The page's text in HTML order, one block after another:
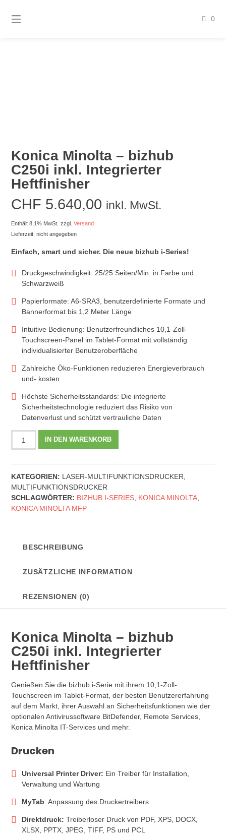
zum
0
Konica Minolta – bizhub
C250i inkl. Integrierter
Heftfinisher
CHF 5.640,00 inkl. MwSt.
Enthält 8,1% MwSt. zzgl.Versand
Lieferzeit: nicht angegeben
Einfach, smart und sicher. Die neue bizhub i-Series!
Druckgeschwindigkeit: 25/25 Seiten/Min. in Farbe und
Schwarzweiß
Papierformate: A6-SRA3, benutzerdefinierte Formate und
Bannerformat bis 1,2 Meter Länge
Intuitive Bedienung: Benutzerfreundliches 10,1-Zoll-
Touchscreen-Panel im Tablet-Format mit vollständig
individualisierter Benutzeroberfläche
Zahlreiche Öko-Funktionen reduzieren Energieverbrauch
und- kosten
Höchste Sicherheitsstandards: Die integrierte
Sicherheitstechnologie reduziert das Risiko von
Datenverlust und schützt vertrauliche Daten
Minolta
bizhub
C250i
inkl.
Integrierter
Heftfinisher
IN DEN WARENKORB
KATEGORIEN: LASER-MULTIFUNKTIONSDRUCKER
MULTIFUNKTIONSDRUCKER
SCHLAGWÖRTER: BIZHUB I-SERIES KONICA MINOLTA
KONICA MINOLTA MFP
BESCHREIBUNG
ZUSÄTZLICHE INFORMATION
REZENSIONEN (0)
Konica Minolta – bizhub
C250i inkl. Integrierter
Heftfinisher
Genießen Sie die bizhub i-Serie mit ihrem 10,1-Zoll-
Touchscreen im Tablet-Format, der besten Benutzererfahrung
auf dem Markt, ihrer Auswahl an Sicherheitsfunktionen wie der
optionalen Antivirussoftware BitDefender, Remote Services,
Konica Minolta IT-Services und mehr.
Drucken
Universal Printer Driver: Ein Treiber für Installation,
Verwaltung und Wartung
MyTab: Anpassung des Druckertreibers
Direktdruck:Treiberloser Druck von PDF, XPS, DOCX,
XLSX, PPTX, JPEG, TIFF, PS und PCL